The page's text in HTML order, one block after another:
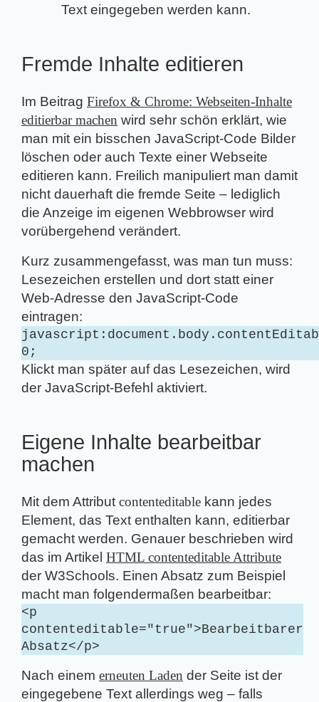
Text eingegeben werden kann.
Fremde Inhalte editieren
Im Beitrag Firefox & Chrome: Webseiten-Inhalte
editierbar machen wird sehr schön erklärt, wie
man mit ein bisschen JavaScript-Code Bilder
löschen oder auch Texte einer Webseite
editieren kann. Freilich manipuliert man damit
nicht dauerhaft die fremde Seite – lediglich
die Anzeige im eigenen Webbrowser wird
vorübergehend verändert.
Kurz zusammengefasst, was man tun muss:
Lesezeichen erstellen und dort statt einer
Web-Adresse den JavaScript-Code
eintragen:
0;
Klickt man später auf das Lesezeichen, wird
der JavaScript-Befehl aktiviert.
Eigene Inhalte bearbeitbar
machen
Mit dem Attribut contenteditable kann jedes
Element, das Text enthalten kann, editierbar
gemacht werden. Genauer beschrieben wird
das im Artikel HTML contenteditable Attribute
der W3Schools. Einen Absatz zum Beispiel
macht man folgendermaßen bearbeitbar:
<p
contenteditable="true">Bearbeitbarer
Absatz</p>
Nach einem erneuten Laden der Seite ist der
eingegebene Text allerdings weg – falls